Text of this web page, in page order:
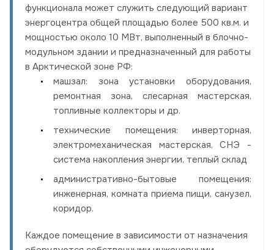
функционала может служить следующий вариант
энергоцентра общей площадью более 500 кв.м. и
мощностью около 10 МВт, выполненный в блочно-
модульном здании и предназначенный для работы
в Арктической зоне РФ:
машзал: зона установки оборудования,
ремонтная зона, слесарная мастерская,
топливные коллекторы и др.
технические помещения: инверторная,
электромеханическая мастерская, СНЭ -
система накопления энергии, теплый склад
административно-бытовые помещения:
инженерная, комната приема пищи, санузел,
коридор.
Каждое помещение в зависимости от назначения